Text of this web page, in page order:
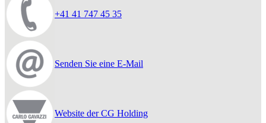
+41 41 747 45 35
Senden Sie eine E-Mail
Website der CG Holding